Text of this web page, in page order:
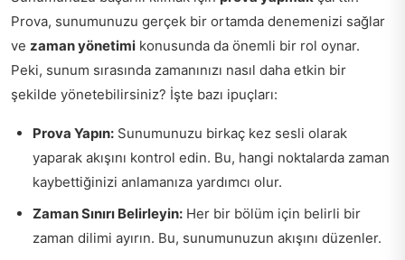
Prova, sunumunuzu gerçek bir ortamda denemenizi sağlar
ve zaman yönetimi konusunda da önemli bir rol oynar.
Peki, sunum sırasında zamanınızı nasıl daha etkin bir
şekilde yönetebilirsiniz? İşte bazı ipuçları:
Prova Yapın: Sunumunuzu birkaç kez sesli olarak
yaparak akışını kontrol edin. Bu, hangi noktalarda zaman
kaybettiğinizi anlamanıza yardımcı olur.
Zaman Sınırı Belirleyin: Her bir bölüm için belirli bir
zaman dilimi ayırın. Bu, sunumunuzun akışını düzenler.